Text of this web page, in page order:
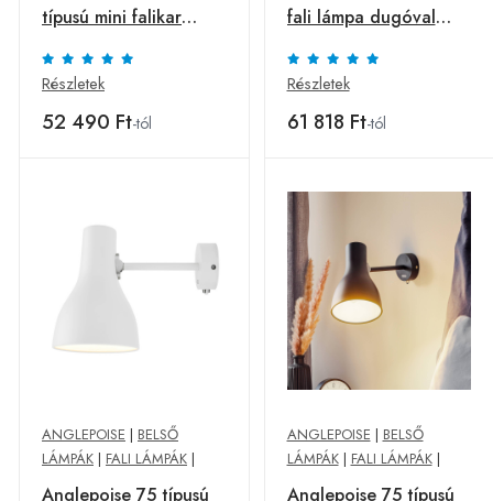
típusú mini falikar
dugóval fek.
Részletek
52 490 Ft-tól
fali lámpa dugóval
fekete
Részletek
61 818 Ft-tól
ANGLEPOISE | BELSŐ
LÁMPÁK | FALI LÁMPÁK |
Anglepoise 75 típusú
ANGLEPOISE | BELSŐ
LÁMPÁK| FALI LÁMPÁK|
Anglepoise 75 típusú